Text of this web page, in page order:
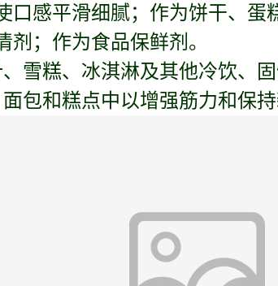
感平滑细腻；作为饼干、蛋
；作为食品保鲜剂。
雪糕、冰淇淋及其他冷饮、
包和糕点中以增强筋力和保持